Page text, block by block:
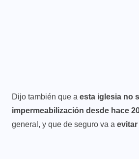
Dijo también que a esta iglesia no
impermeabilización desde hace
general, y que de seguro va a